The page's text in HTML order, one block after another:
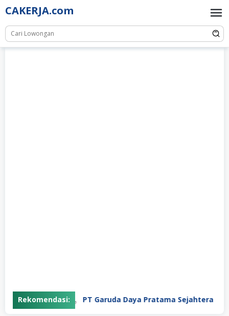
Skip
to
content
CAKERJA.com
Rekomendasi: PT Garuda Daya Pratama Sejahtera